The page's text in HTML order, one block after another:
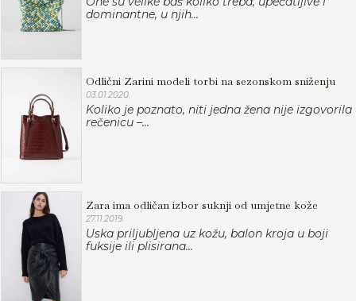
dominantne, u njih...
Odlični Zarini modeli torbi na sezonskom sniženju
03.01.2020.
Koliko je poznato, niti jedna žena nije izgovorila
rečenicu –...
Zara ima odličan izbor suknji od umjetne kože
27.11.2019.
Uska priljubljena uz kožu, balon kroja u boji
fuksije ili plisirana...